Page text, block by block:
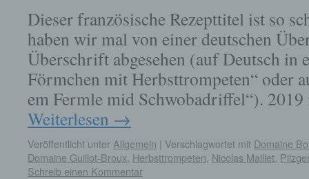
Dieser französische Rezepttitel ist so
haben wir mal von einer deutschen
Überschrift abgesehen (auf Deutsch in
Förmchen mit Herbsttrompeten“ oder
em Fermle mid Schwobadriffel“).
Weiterlesen →
Veröffentlicht unter Allgemein | Verschlagwortet mit Domaine
Domaine Guillot-Broux Herbsttrompeten Nicolas Maillet
Schreib einen Kommentar